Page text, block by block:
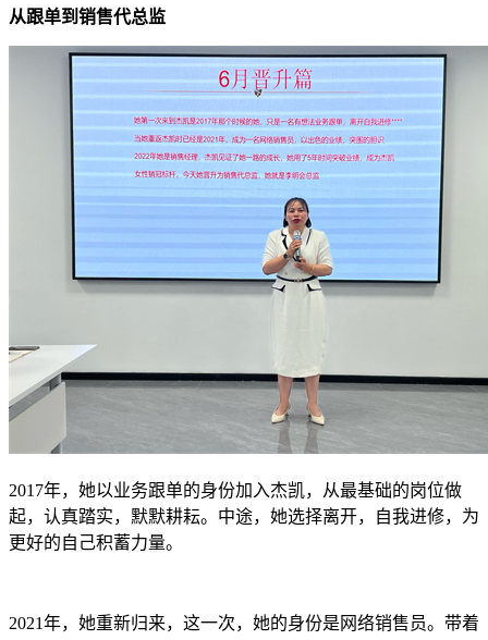
从跟单到销售代总监
2017年，她以业务跟单的身份加入杰凯，从最基础的岗位做
起，认真踏实，默默耕耘。中途，她选择离开，自我进修，为
更好的自己积蓄力量。
2021年，她重新归来，这一次，她的身份是网络销售员。带着